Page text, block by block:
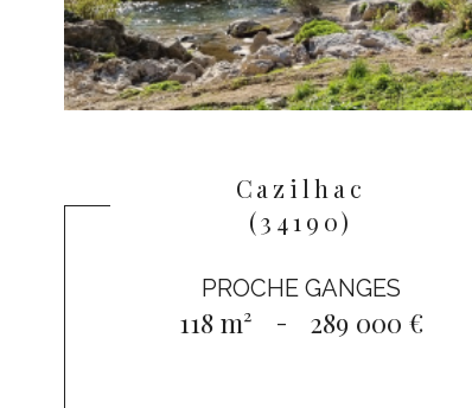
Cazilhac
(34190)
PROCHE GANGES
118 m² - 289 000 €